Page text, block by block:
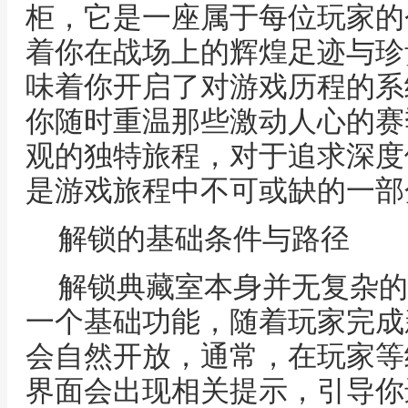
柜，它是一座属于每位玩家
着你在战场上的辉煌足迹与
味着你开启了对游戏历程的
你随时重温那些激动人心的
观的独特旅程，对于追求深
是游戏旅程中不可或缺的一
解锁的基础条件与路径
解锁典藏室本身并无复杂
一个基础功能，随着玩家完
会自然开放，通常，在玩家
界面会出现相关提示，引导